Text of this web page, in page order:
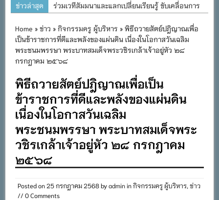
ข่าวล่าสุด
ร่วมเวทีสัมมนาและแลกเปลี่ยนเรียนรู้ ขับเคลื่อนการ
โครงการอนุรักษ์พันธุกรรมพืชอันเนื่องมาจากพระ
ราชดำริ สมเด็จพระเทพรัตนราชสุดาฯ สยามบรม
ราชกุมารี
ต้อนรับคณะนิเทศ ติดตามการจัดการศึกษาเรียนรวม
ประจำปีการศึกษา ๒๕๖๙
การอบรมการจัดทำแผนพัฒนาการจัดการศึกษาและ
แผนปฏิบัติการประจำปีของโรงเรียนในสังกัด
สำนักงานเขตพื้นที่การศึกษาประถมศึกษาภูเก็ต
พิธีถวายเครื่องราชสักการะ วางพานพุ่ม และจุด
กรกฎาคม ๒๕๖๙
Home »ข่าว »กิจกรรมครู ผู้บริหาร » พิธีถวายสัตย์ปฎิญาณเพื่อ
เป็นข้าราชการที่ดีและพลังของแผ่นดิน เนื่องในโอกาสวันเฉลิม
พระชนมพรรษา พระบาทสมเด็จพระวชิรเกล้าเจ้าอยู่หัว ๒๘
กรกฎาคม ๒๕๖๘
พิธีถวายสัตย์ปฎิญาณเพื่อเป็น
ข้าราชการที่ดีและพลังของแผ่นดิน
เนื่องในโอกาสวันเฉลิม
พระชนมพรรษา พระบาทสมเด็จพระ
วชิรเกล้าเจ้าอยู่หัว ๒๘ กรกฎาคม
๒๕๖๘
Posted on25 กรกฎาคม 2568byadmininกิจกรรมครู ผู้บริหาร,ข่าว
// 0 Comments